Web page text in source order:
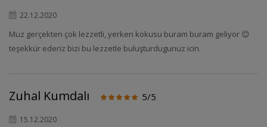
22.12.2020
Muz gerçekten çok lezzetli, yerken kokusu buram buram geliyor 😊
teşekkür ederiz bizi bu lezzetle buluşturdugunuz icin.
Zuhal Kumdalı 5/5
15.12.2020